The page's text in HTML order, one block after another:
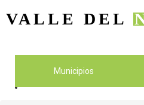
VALLE DEL
Municipios